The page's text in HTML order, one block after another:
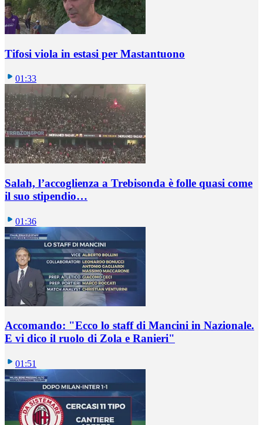
Tifosi viola in estasi per Mastantuono
01:33
Salah, l’accoglienza a Trebisonda è folle quasi come
il suo stipendio…
01:36
Accomando: "Ecco lo staff di Mancini in Nazionale.
E vi dico il ruolo di Zola e Ranieri"
01:51